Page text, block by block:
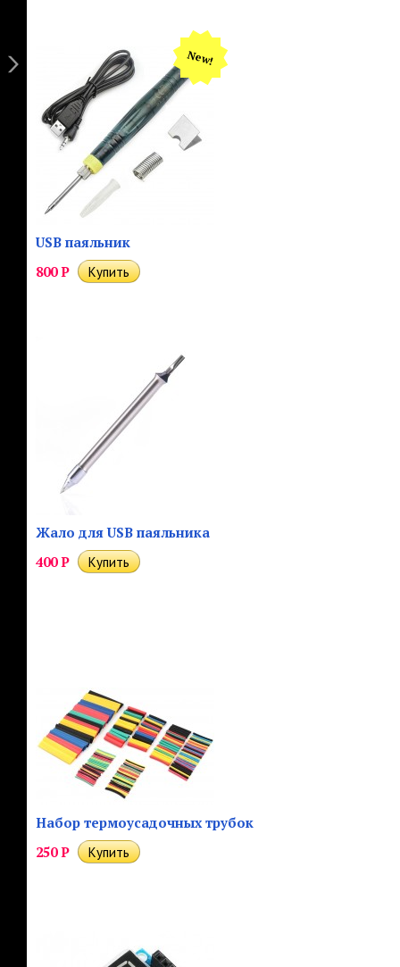
New!
USB паяльник
800Р
Жало для USB паяльника
400Р
Набор термоусадочных трубок
250Р